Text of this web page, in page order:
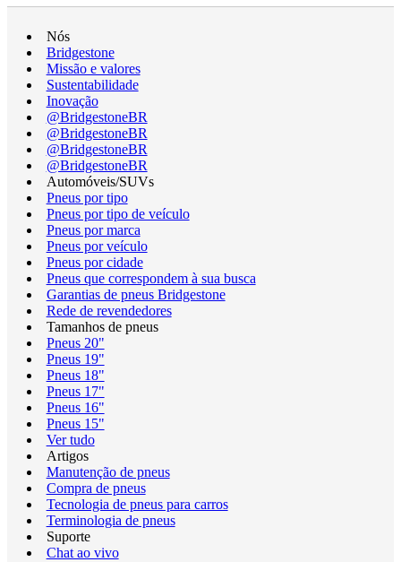
Nós
Bridgestone
Missão e valores
Sustentabilidade
Inovação
@BridgestoneBR
@BridgestoneBR
@BridgestoneBR
@BridgestoneBR
Automóveis/SUVs
Pneus por tipo
Pneus por tipo de veículo
Pneus por marca
Pneus por veículo
Pneus por cidade
Pneus que correspondem à sua busca
Garantias de pneus Bridgestone
Rede de revendedores
Tamanhos de pneus
Pneus 20"
Pneus 19"
Pneus 18"
Pneus 17"
Pneus 16"
Pneus 15"
Ver tudo
Artigos
Manutenção de pneus
Compra de pneus
Tecnologia de pneus para carros
Terminologia de pneus
Suporte
Chat ao vivo